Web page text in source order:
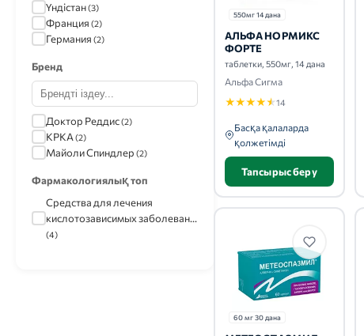
Үндістан(3)
Франция (2)
Германия (2)
Бренд
Доктор Реддис(2)
КРКА (2)
Майоли Спиндлер (2)
Фармакологиялық топ
Средства для лечения
кислотозависимых заболеван...
(4)
550мг 14 дана
АЛЬФА НОРМИКС
ФОРТЕ
таблетки, 550мг, 14 дана
Альфа Сигма
★★★★★14
Басқа қалаларда
қолжетімді
Тапсырыс беру
60 мг 30 дана